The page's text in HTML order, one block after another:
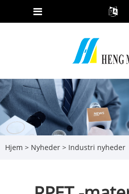
Hjem > Nyheder > Industri nyheder